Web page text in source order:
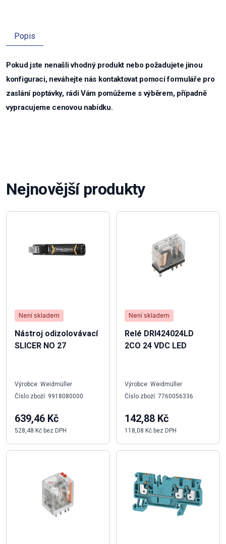
Popis
Pokud jste nenašli vhodný produkt nebo požadujete jinou
konfiguraci, neváhejte nás kontaktovat pomocí formuláře pro
zaslání poptávky, rádi Vám pomůžeme s výběrem, případně
vypracujeme cenovou nabídku.
Nejnovější produkty
Není skladem
Nástroj odizolovávací
SLICER NO 27
Výrobce: Weidmüller
Číslo zboží: 9918080000
639,46 Kč
528,48 Kč bez DPH
Není skladem
Relé DRI424024LD
2CO 24 VDC LED
Výrobce: Weidmüller
Číslo zboží: 7760056336
142,88 Kč
118,08 Kč bez DPH